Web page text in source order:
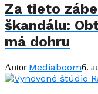
Za tieto
škandálu:
má dohru
Autor Mediaboom6.